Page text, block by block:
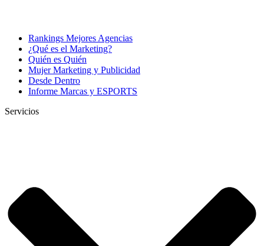
Rankings Mejores Agencias
¿Qué es el Marketing?
Quién es Quién
Mujer Marketing y Publicidad
Desde Dentro
Informe Marcas y ESPORTS
Servicios